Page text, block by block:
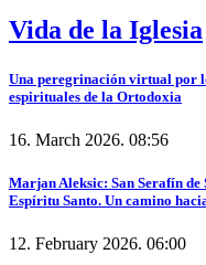
Vida de la Iglesia
Una peregrinación virtual por
espirituales de la Ortodoxia
16. March 2026. 08:56
Marjan Aleksic: San Serafín
Espíritu Santo. Un camino
12. February 2026. 06:00